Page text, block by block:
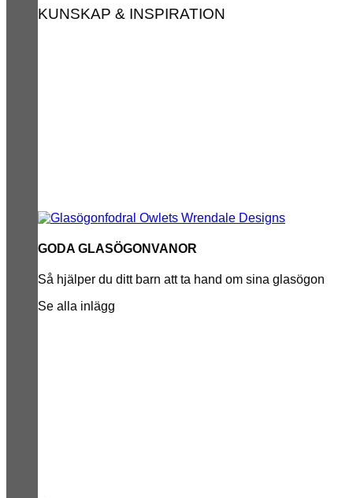
KUNSKAP & INSPIRATION
GODA GLASÖGONVANOR
Så hjälper du ditt barn att ta hand om sina glasögon
Se alla inlägg